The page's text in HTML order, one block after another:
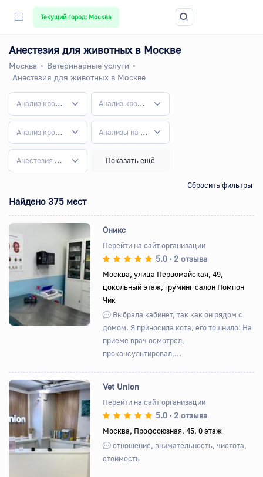
Текущий город: Москва
Анестезия для животных в Москве
Москва
Ветеринарные услуги
Анестезия для животных в Москве
Анализ крови животным Анализ крови у кошек
Анализ крови у собак Анализы на инфекционные заболевания у животных
Анестезия для животных Показать ещё
Сбросить фильтры
Найдено 375 мест
Назад Вперед
Оникс
Перейти на сайт организации
5.0 • 2 отзыва
Москва, улица Первомайская, 49,
цокольный этаж, груминг-салон Помпон
Чик
Выбрала кабинет, так как он рядом с
домом. Я приносила кота, его тошнило. На
приеме врач осмотрел,
проконсультировал,...
Назад Вперед
Vet Union
Перейти на сайт организации
5.0 • 2 отзыва
Москва, Профсоюзная, 45, 0 этаж
отношение, внимательность, чистота,
стоимость